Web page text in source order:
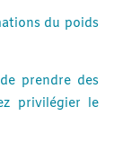
du poids
prendre des
privilégier le